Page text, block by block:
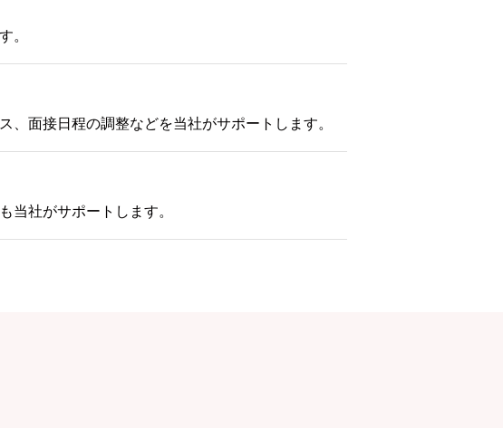
。
面接日程の調整などを当社がサポートします。
当社がサポートします。